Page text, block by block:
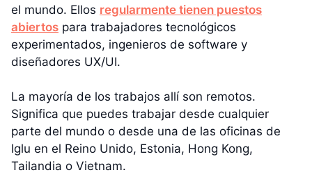
el mundo. Ellos regularmente tienen puestos
abiertos para trabajadores tecnológicos
experimentados, ingenieros de software y
diseñadores UX/UI.
La mayoría de los trabajos allí son remotos.
Significa que puedes trabajar desde cualquier
parte del mundo o desde una de las oficinas de
Iglu en el Reino Unido, Estonia, Hong Kong,
Tailandia o Vietnam.